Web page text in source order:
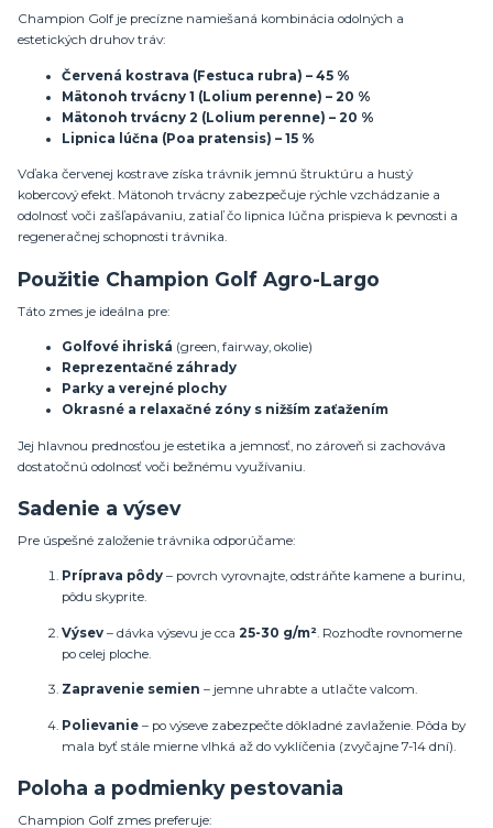
Champion Golf je precízne namiešaná kombinácia odolných a
estetických druhov tráv:
Červená kostrava (Festuca rubra) – 45 %
Mätonoh trvácny 1 (Lolium perenne) – 20 %
Mätonoh trvácny 2 (Lolium perenne) – 20 %
Lipnica lúčna (Poa pratensis) – 15 %
Vďaka červenej kostrave získa trávnik jemnú štruktúru a hustý
kobercový efekt. Mätonoh trvácny zabezpečuje rýchle vzchádzanie a
odolnosť voči zašľapávaniu, zatiaľ čo lipnica lúčna prispieva k pevnosti a
regeneračnej schopnosti trávnika.
Použitie Champion Golf Agro-Largo
Táto zmes je ideálna pre:
Golfové ihriská (green, fairway, okolie)
Reprezentačné záhrady
Parky a verejné plochy
Okrasné a relaxačné zóny s nižším zaťažením
Jej hlavnou prednosťou je estetika a jemnosť, no zároveň si zachováva
dostatočnú odolnosť voči bežnému využívaniu.
Sadenie a výsev
Pre úspešné založenie trávnika odporúčame:
Príprava pôdy – povrch vyrovnajte, odstráňte kamene a burinu,
pôdu skyprite.
Výsev – dávka výsevu je cca 25-30 g/m² . Rozhoďte rovnomerne
po celej ploche.
Zapravenie semien – jemne uhrabte a utlačte valcom.
Polievanie – po výseve zabezpečte dôkladné zavlaženie. Pôda by
mala byť stále mierne vlhká až do vyklíčenia (zvyčajne 7-14 dní).
Poloha a podmienky pestovania
Champion Golf zmes preferuje: